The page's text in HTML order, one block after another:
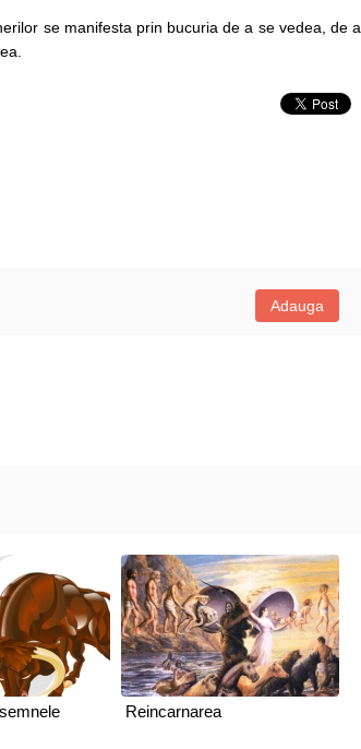
se manifesta prin bucuria de a se vedea, de a
Adauga
Reincarnarea